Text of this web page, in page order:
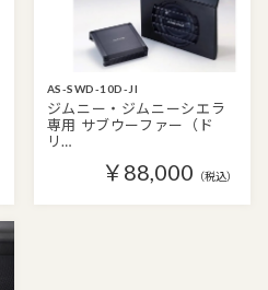
AS-SWD-10D-JI
ジムニー・ジムニーシエラ
専用 サブウーファー（ド
リ…
￥88,000 （税込）